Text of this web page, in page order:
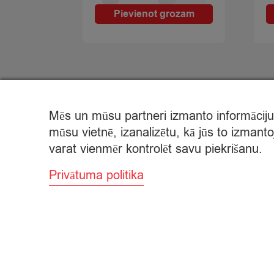
Mild
40%
Pievienot grozam
© Citro Ventspils 2026
Mēs un mūsu partneri izmanto
mūsu vietnē, izanalizētu, kā jūs to
varat vienmēr kontrolēt savu piekrišanu.
Privātuma politika